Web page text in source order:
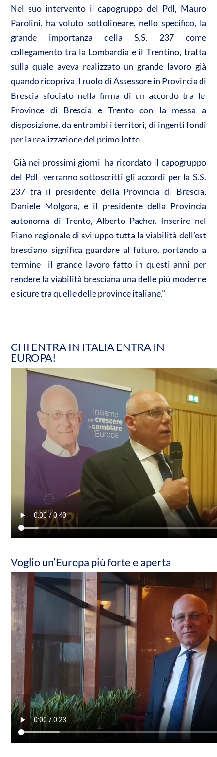
Nel suo intervento il capogruppo del Pdl, Mauro
Parolini, ha voluto sottolineare, nello specifico, la
grande importanza della S.S. 237 come
collegamento tra la Lombardia e il Trentino, tratta
sulla quale aveva realizzato un grande lavoro già
quando ricopriva il ruolo di Assessore in Provincia di
Brescia sfociato nella firma di un accordo tra le
Province di Brescia e Trento con la messa a
disposizione, da entrambi i territori, di ingenti fondi
per la realizzazione del primo lotto.
Già nei prossimi giorni  ha ricordato il capogruppo
del Pdl  verranno sottoscritti gli accordi per la S.S.
237 tra il presidente della Provincia di Brescia,
Daniele Molgora, e il presidente della Provincia
autonoma di Trento, Alberto Pacher. Inserire nel
Piano regionale di sviluppo tutta la viabilità dell’est
bresciano significa guardare al futuro, portando a
termine il grande lavoro fatto in questi anni per
rendere la viabilità bresciana una delle più moderne
e sicure tra quelle delle province italiane."
CHI ENTRA IN ITALIA ENTRA IN
EUROPA!
Voglio un’Europa più forte e aperta